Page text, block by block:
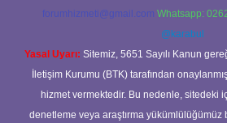
forumhizmeti@gmail.com Whatsapp:
@karabul
Yasal Uyarı: Sitemiz, 5651 Sayılı Kanun
İletişim Kurumu (BTK) tarafından
hizmet vermektedir. Bu nedenle, sitedeki
denetleme veya araştırma yükümlülüğümüz